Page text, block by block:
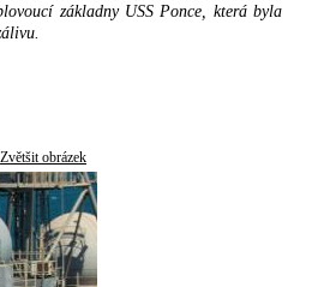
základny USS Ponce, která byla
Zvětšit obrázek